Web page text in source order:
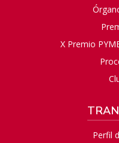
X Premio
Perfil